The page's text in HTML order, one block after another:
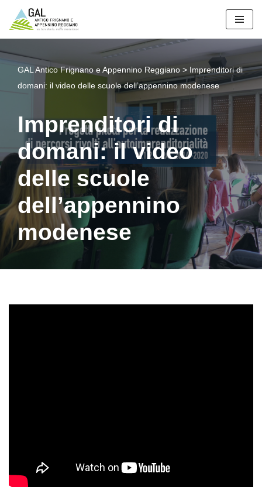
Vai
contenuto
GAL Antico Frignano e Appennino Reggiano > Imprenditori di
domani: il video delle scuole dell’appennino modenese
Imprenditori di
domani: il video
delle scuole
dell’appennino
modenese